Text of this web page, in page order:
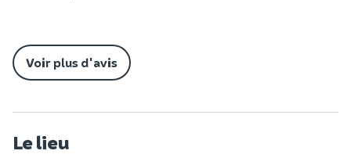
Voir plus d'avis
Le lieu